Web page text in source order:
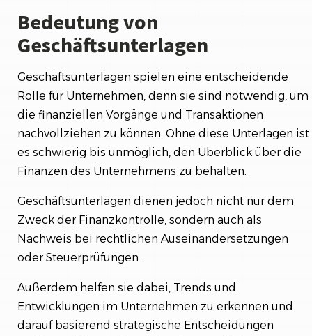
Bedeutung von
Geschäftsunterlagen
Geschäftsunterlagen spielen eine entscheidende
Rolle für Unternehmen, denn sie sind notwendig, um
die finanziellen Vorgänge und Transaktionen
nachvollziehen zu können. Ohne diese Unterlagen ist
es schwierig bis unmöglich, den Überblick über die
Finanzen des Unternehmens zu behalten.
Geschäftsunterlagen dienen jedoch nicht nur dem
Zweck der Finanzkontrolle, sondern auch als
Nachweis bei rechtlichen Auseinandersetzungen
oder Steuerprüfungen.
Außerdem helfen sie dabei, Trends und
Entwicklungen im Unternehmen zu erkennen und
darauf basierend strategische Entscheidungen